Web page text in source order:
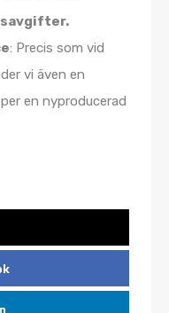
: Precis som vid
vi även en
en nyproducerad